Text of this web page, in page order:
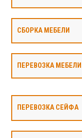
СБОРКА МЕБЕЛИ
ПЕРЕВОЗКА МЕБЕЛИ
ПЕРЕВОЗКА СЕЙФА